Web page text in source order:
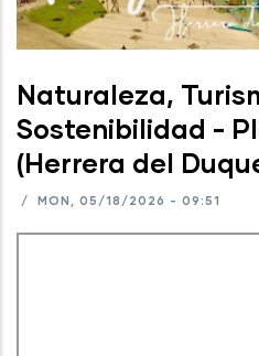
Naturaleza,
Sostenibilidad -
(Herrera del
/ MON, 05/18/2026 - 09:51